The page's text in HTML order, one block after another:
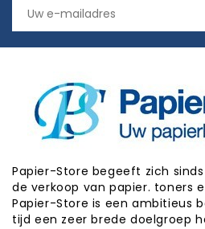
Papier-Store begeeft zich
de verkoop van papier. toners
Papier-Store is een ambitieus
tijd een zeer brede doelgroep